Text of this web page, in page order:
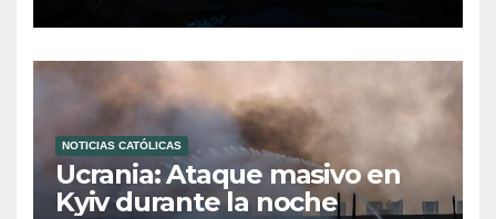
NOTICIAS CATÓLICAS
Ucrania: Ataque masivo en
Kyiv durante la noche